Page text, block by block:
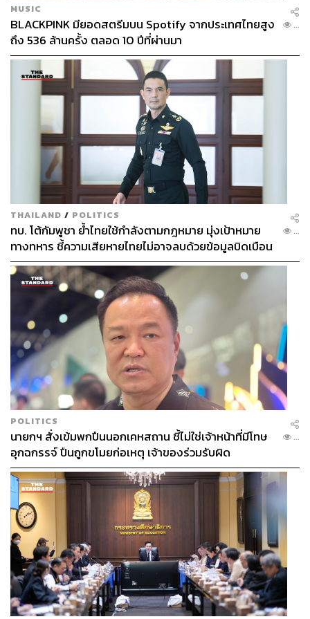
MUSIC
BLACKPINK มียอดสตรีมบน Spotify จากประเทศไทยสูง
ถึง 536 ล้านครั้ง ตลอด 10 ปีที่ผ่านมา
...
THAILAND / POLITICS
ทบ. โต้กัมพูชา ย้ำไทยใช้กำลังตามกฎหมาย มุ่งเป้าหมาย
ทางทหาร ชี้ความเสียหายไทยไม่อาจลบด้วยข้อมูลบิดเบือน
...
POLITICS
นายกฯ สั่งเข้มพกปืนนอกเคหสถาน ชี้ไม่ใช่เจ้าหน้าที่มีโทษ
อุกฉกรรจ์ ปืนถูกขโมยก่อเหตุ เจ้าของร่วมรับผิด
...